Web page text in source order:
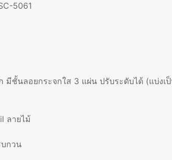
5061
ชั้นลอยกระจกใส 3 แผ่น ปรับระดับได้ (แบ่ง
ลายไม้
บกวน